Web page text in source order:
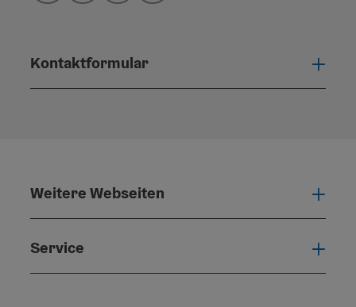
Kontaktformular
Weitere Webseiten
Service